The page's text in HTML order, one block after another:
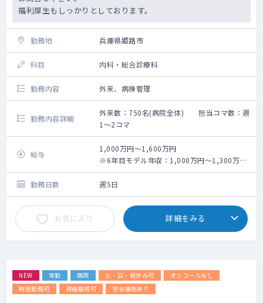
福利厚生もしっかりとしております。
勤務地 兵庫県姫路市
科目 内科・総合診療科
勤務内容 外来、病棟管理
勤務内容詳細
外来数：750名(病院全体) 担当コマ数：週
1～2コマ
給与
1,000万円～1,600万円
※6年目モデル年収：1,000万円～1,300万円
／10年目モデル年収：1,450万円～1,600万
円
（勤務日数、経験年数によって変動あり）
勤務日数 週5日
お気に入り 詳細をみる
NEW 常勤 病院 土・日・祝休み可
オンコールなし
時短勤務可
資格取得可 学会補助あり